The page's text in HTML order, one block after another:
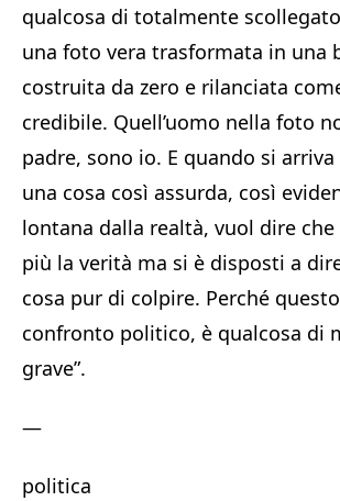
qualcosa di totalmente
una foto vera trasformata in una
costruita da zero e rilanciata
credibile. Quell’uomo nella foto
padre, sono io. E quando si
una cosa così assurda, così
lontana dalla realtà, vuol dire che
più la verità ma si è disposti a
cosa pur di colpire. Perché
confronto politico, è qualcosa di
grave”.
—
politica